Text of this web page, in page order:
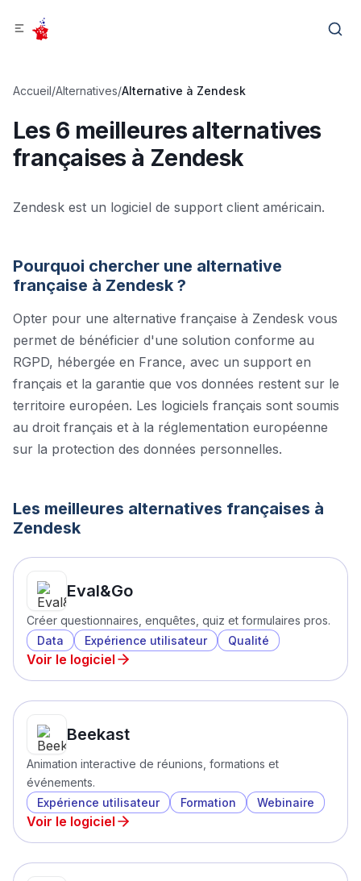
Accueil/Alternatives/Alternative à Zendesk
Les 6 meilleuresalternatives
françaises à Zendesk
Zendesk est un logiciel de support client américain.
Pourquoi chercher une alternative
française à Zendesk ?
Opter pour une alternative française à Zendesk vous
permet de bénéficier d'une solution conforme au
RGPD, hébergée en France, avec un support en
français et la garantie que vos données restent sur le
territoire européen. Les logiciels français sont soumis
au droit français et à la réglementation européenne
sur la protection des données personnelles.
Les meilleures alternatives françaises à
Zendesk
Eval&Go
Créer questionnaires, enquêtes, quiz et formulaires pros.
Data
Expérience utilisateur Qualité
Voir le logiciel
Beekast
Animation interactive de réunions, formations et
événements.
Expérience utilisateur
Formation Webinaire
Voir le logiciel